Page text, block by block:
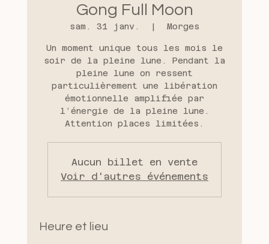
Gong Full Moon
sam. 31 janv.
  |
Morges
Un moment unique tous les mois le
soir de la pleine lune. Pendant la
pleine lune on ressent
particulièrement une libération
émotionnelle amplifiée par
l’énergie de la pleine lune.
Attention places limitées.
Aucun billet en vente
Voir d'autres événements
Heure et lieu